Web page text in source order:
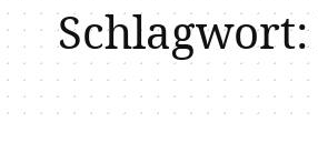
Schlagwort: